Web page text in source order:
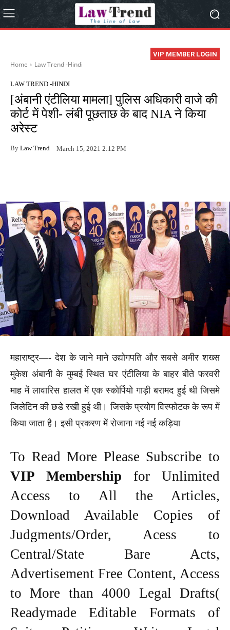
VIP MEMBER LOGIN
Home Law Trend -Hindi
LAW TREND -HINDI
[अंबानी एंटीलिया मामला] पुलिस अधिकारी वाजे की
कोर्ट में पेशी- लंबी पूछताछ के बाद NIA ने किया
अरेस्ट
By Law Trend March 15, 2021 2:12 PM
महाराष्ट्र—- देश के जाने माने उद्योगपति और सबसे अमीर शख्स
मुकेश अंबानी के मुम्बई स्थित घर एंटीलिया के बाहर बीते फरवरी
माह में लावारिस हालत में एक स्कोर्पियो गाड़ी बरामद हुई थी जिसमे
जिलेटिन की छडे रखी हुई थी। जिसके प्रयोग विस्फोटक के रूप में
किया जाता है। इसी प्रकरण में रोजाना नई नई कड़िया
To Read More Please Subscribe to
VIP Membership for Unlimited
Access to All the Articles,
Download Available Copies of
Judgments/Order, Acess to
Central/State Bare Acts,
Advertisement Free Content, Access
to More than 4000 Legal Drafts(
Readymade Editable Formats of